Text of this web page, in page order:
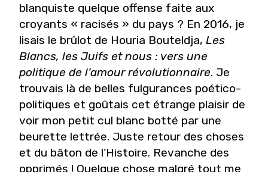
blanquiste quelque offense faite aux
croyants « racisés » du pays ? En 2016, je
lisais le brûlot de Houria Bouteldja, Les
Blancs, les Juifs et nous : vers une
politique de l’amour révolutionnaire. Je
trouvais là de belles fulgurances poético-
politiques et goûtais cet étrange plaisir de
voir mon petit cul blanc botté par une
beurette lettrée. Juste retour des choses
et du bâton de l’Histoire. Revanche des
opprimés ! Quelque chose malgré tout me